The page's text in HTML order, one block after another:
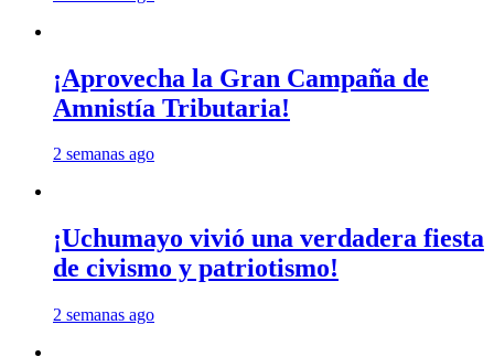
¡Aprovecha la Gran Campaña de
Amnistía Tributaria!
2 semanas ago
¡Uchumayo vivió una verdadera fiesta
de civismo y patriotismo!
2 semanas ago